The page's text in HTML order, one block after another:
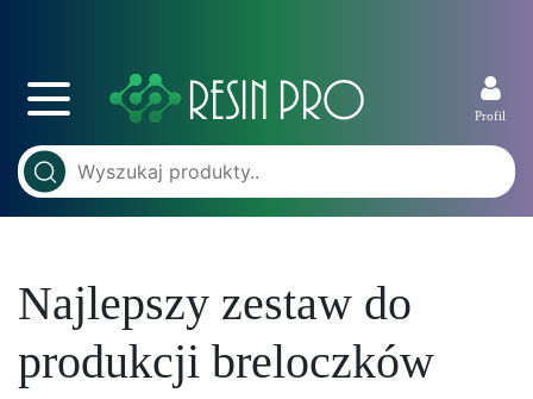
Profil
Najlepszy zestaw do
produkcji breloczków